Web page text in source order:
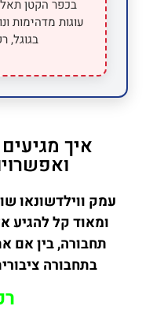
בכפר הקטן
עוגות מדהימות
בגוגל,
איך
עמק ווילדשונאו
ומאוד קל להגיע
תחבורה, בין אם
בתחבורה